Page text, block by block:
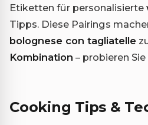
Etiketten für personalisierte
Tipps. Diese Pairings
bolognese con tagliatelle
Kombination – probieren
Cooking Tips &